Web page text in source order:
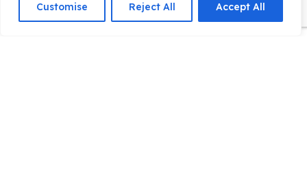
Customise Reject All Accept All